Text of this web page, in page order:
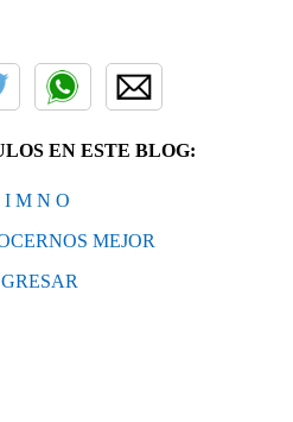
EN ESTE BLOG:
I M N O
MEJOR